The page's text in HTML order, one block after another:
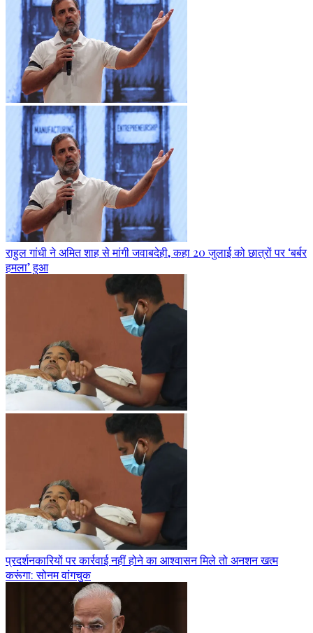
राहुल गांधी ने अमित शाह से मांगी जवाबदेही, कहा 20 जुलाई को छात्रों पर ‘बर्बर
हमला’ हुआ
प्रदर्शनकारियों पर कार्रवाई नहीं होने का आश्वासन मिले तो अनशन खत्म
करूंगा: सोनम वांगचुक